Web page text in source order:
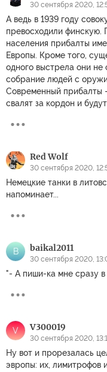
30 сентября 2020,
А ведь в 1939 году
превосходили финскую.
населения прибалты
Европы. Кроме того,
одного выстрела они не
собрание людей с
Современный прибалты
свалят за кордон и
Red Wolf
30 сентября 2020,
Немецкие танки в
напоминает...
B baikal2011
30 сентября 2020,
"- А пиши-ка мне сразу в
V V300019
30 сентября 2020,
Ну вот и прорезалась
эвропы: их, лимитрофов